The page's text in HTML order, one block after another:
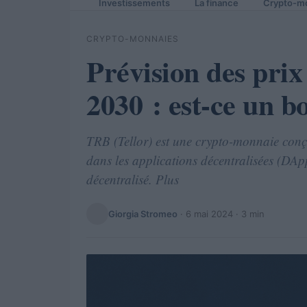
Investissements La finance Crypto-
CRYPTO-MONNAIES
Prévision des
2030 : est-ce un
TRB (Tellor) est une crypto-monnaie
dans les applications décentralisées
décentralisé. Plus
Giorgia Stromeo · 6 mai 2024 · 3 min